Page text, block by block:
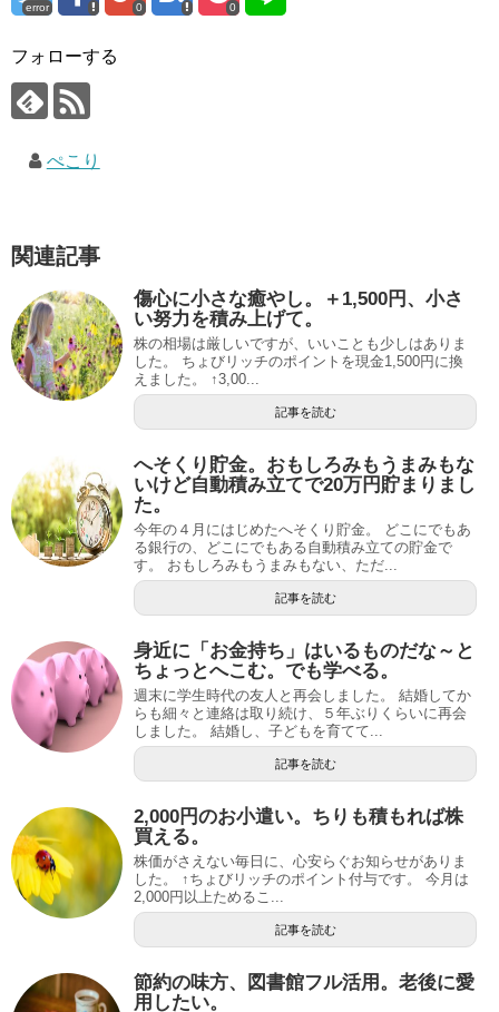
error 0 0
フォローする
ぺこり
関連記事
傷心に小さな癒やし。＋1,500円、小さ
い努力を積み上げて。
株の相場は厳しいですが、いいことも少しはありま
した。 ちょびリッチのポイントを現金1,500円に換
えました。 ↑3,00...
記事を読む
へそくり貯金。おもしろみもうまみもな
いけど自動積み立てで20万円貯まりまし
た。
今年の４月にはじめたへそくり貯金。 どこにでもあ
る銀行の、どこにでもある自動積み立ての貯金で
す。 おもしろみもうまみもない、ただ...
記事を読む
身近に「お金持ち」はいるものだな～と
ちょっとへこむ。でも学べる。
週末に学生時代の友人と再会しました。 結婚してか
らも細々と連絡は取り続け、５年ぶりくらいに再会
しました。 結婚し、子どもを育てて...
記事を読む
2,000円のお小遣い。ちりも積もれば株
買える。
株価がさえない毎日に、心安らぐお知らせがありま
した。 ↑ちょびリッチのポイント付与です。 今月は
2,000円以上ためるこ...
記事を読む
節約の味方、図書館フル活用。老後に愛
用したい。